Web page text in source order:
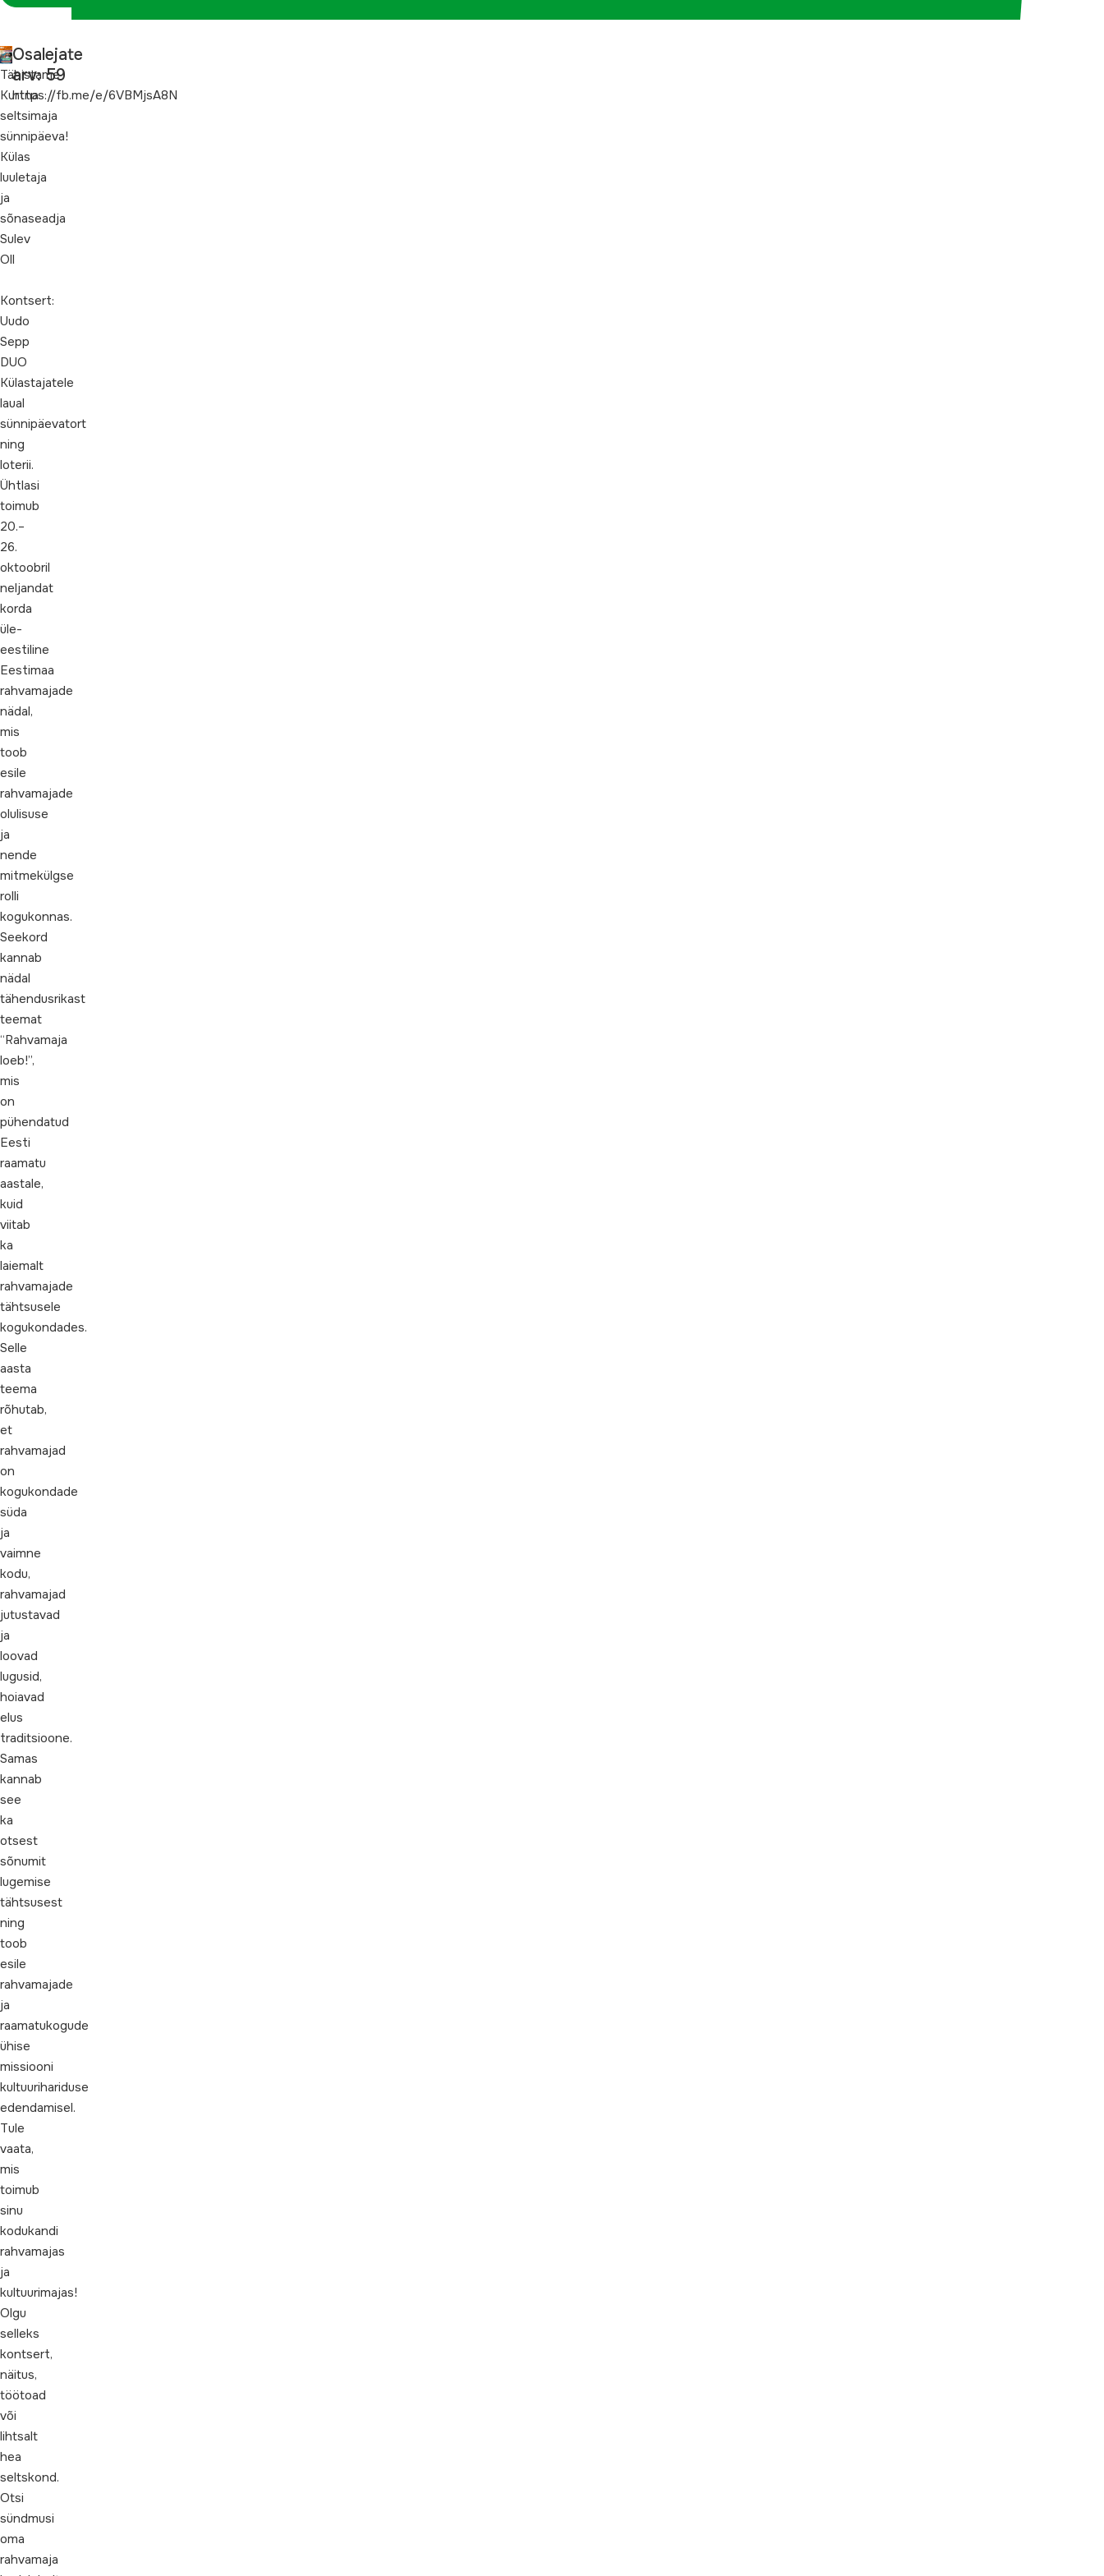
Tähistame
Kurtna
seltsimaja
sünnipäeva!
Külas
luuletaja
ja
sõnaseadja
Sulev
Oll
Kontsert:
Uudo
Sepp
DUO
Külastajatele
laual
sünnipäevatort
ning
loterii.
Ühtlasi
toimub
20.–
26.
oktoobril
neljandat
korda
üle-
eestiline
Eestimaa
rahvamajade
nädal,
mis
toob
esile
rahvamajade
olulisuse
ja
nende
mitmekülgse
rolli
kogukonnas.
Seekord
kannab
nädal
tähendusrikast
teemat
“Rahvamaja
loeb!”,
mis
on
pühendatud
Eesti
raamatu
aastale,
kuid
viitab
ka
laiemalt
rahvamajade
tähtsusele
kogukondades.
Selle
aasta
teema
rõhutab,
et
rahvamajad
on
kogukondade
süda
ja
vaimne
kodu,
rahvamajad
jutustavad
ja
loovad
lugusid,
hoiavad
elus
traditsioone.
Samas
kannab
see
ka
otsest
sõnumit
lugemise
tähtsusest
ning
toob
esile
rahvamajade
ja
raamatukogude
ühise
missiooni
kultuurihariduse
edendamisel.
Tule
vaata,
mis
toimub
sinu
kodukandi
rahvamajas
ja
kultuurimajas!
Olgu
selleks
kontsert,
näitus,
töötoad
või
lihtsalt
hea
seltskond.
Otsi
sündmusi
oma
rahvamaja
Osalejate
arv: 59
https://fb.me/e/6VBMjsA8N